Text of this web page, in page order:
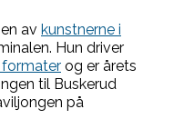
av kunstnerne i
Hun driver
og er årets
til Buskerud
på